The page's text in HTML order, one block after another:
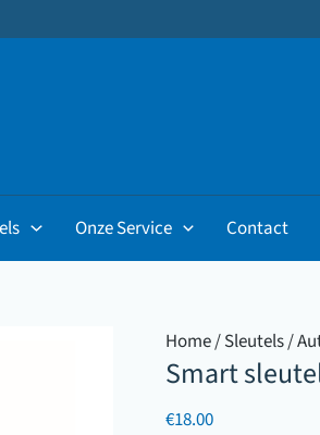
Onze Service Contact
Home/Sleutels/
Smart
€18.00